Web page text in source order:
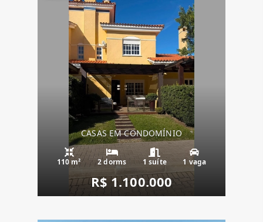
CASAS EM CONDOMÍNIO
110 m² 2 dorms 1 suíte 1 vaga
R$ 1.100.000